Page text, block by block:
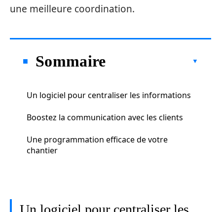
une meilleure coordination.
Sommaire
Un logiciel pour centraliser les informations
Boostez la communication avec les clients
Une programmation efficace de votre
chantier